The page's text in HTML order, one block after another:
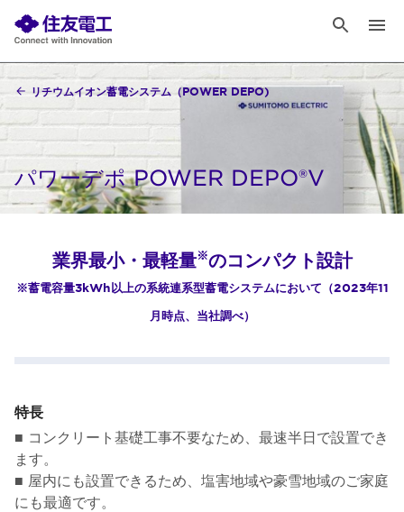
リチウムイオン蓄電システム（POWER DEPO)
パワーデポ POWER DEPO®V
業界最小・最軽量※のコンパクト設計
※蓄電容量3kWh以上の系統連系型蓄電システムにおいて（2023年11
月時点、当社調べ）
特長
■ コンクリート基礎工事不要なため、最速半日で設置でき
ます。
■ 屋内にも設置できるため、塩害地域や豪雪地域のご家庭
にも最適です。